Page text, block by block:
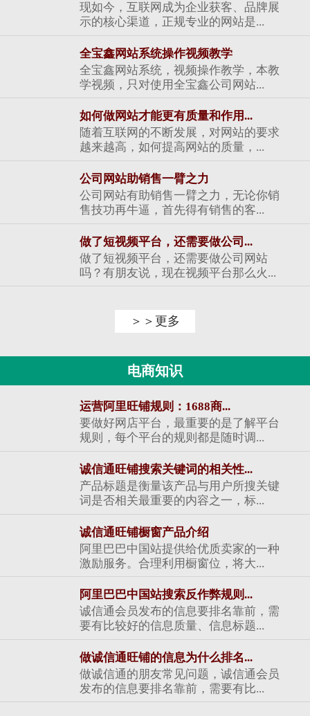
现如今，互联网成为企业获客、品牌展
示的核心渠道，正规专业的网站是...
全宝鑫网站系统操作视频教学
全宝鑫网站系统，视频操作教学，本教
学视频，只对使用全宝鑫公司网站...
如何做网站才能更有质量和作用...
随着互联网的不断发展，对网站的要求
越来越高，如何提高网站的质量，...
公司网站助销售一臂之力
公司网站有助销售一臂之力，无论你销
售技功再牛逼，首先得有销售的客...
做了短视频平台，还需要做公司...
做了短视频平台，还需要做公司网站
吗？有朋友说，现在视频平台那么火...
＞＞更多
电商知识
运营阿里旺铺规则：1688商...
要做好网店平台，最重要的是了解平台
规则，每个平台的规则都是随时调...
诚信通旺铺搜索关键词的相关性...
产品标题是衡量该产品与用户所搜关键
词是否相关最重要的内容之一，标...
诚信通旺铺橱窗产品介绍
阿里巴巴中国站提供给优质卖家的一种
激励服务。合理利用橱窗位，将大...
阿里巴巴中国站搜索反作弊规则...
诚信通会员发布的信息要排名靠前，需
要有比较好的信息质量、信息标题...
做诚信通旺铺的信息为什么排名...
做诚信通的朋友常见问题，诚信通会员
发布的信息要排名靠前，需要有比...